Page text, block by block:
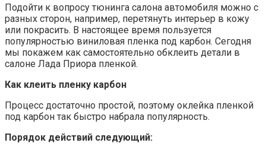
Подойти к вопросу тюнинга салона автомобиля можно с
разных сторон, например, перетянуть интерьер в кожу
или покрасить. В настоящее время пользуется
популярностью виниловая пленка под карбон. Сегодня
мы покажем как самостоятельно обклеить детали в
салоне Лада Приора пленкой.
Как клеить пленку карбон
Процесс достаточно простой, поэтому оклейка пленкой
под карбон так быстро набрала популярность.
Порядок действий следующий: